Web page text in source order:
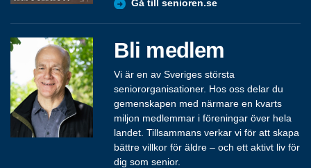
Gå till senioren.se
Bli medlem
Vi är en av Sveriges största
seniororganisationer. Hos oss delar du
gemenskapen med närmare en kvarts
miljon medlemmar i föreningar över hela
landet. Tillsammans verkar vi för att skapa
bättre villkor för äldre – och ett aktivt liv för
dig som senior.